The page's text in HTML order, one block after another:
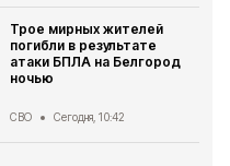
Трое мирных жителей
погибли в результате
атаки БПЛА на Белгород
ночью
СВО Сегодня, 10:42